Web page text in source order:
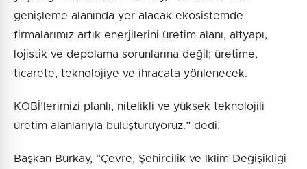
genişleme alanında yer alacak ekosistemde
firmalarımız artık enerjilerini üretim alanı, altyapı,
lojistik ve depolama sorunlarına değil; üretime,
ticarete, teknolojiye ve ihracata yönlenecek.
KOBİ’lerimizi planlı, nitelikli ve yüksek teknolojili
üretim alanlarıyla buluşturuyoruz.” dedi.
Başkan Burkay, “Çevre, Şehircilik ve İklim Değişikliği